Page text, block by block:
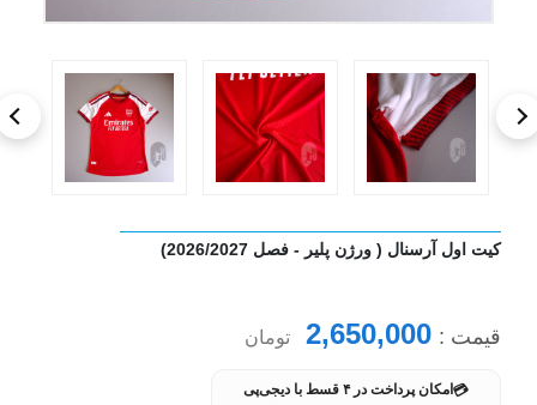
کیت اول آرسنال ( ورژن پلیر - فصل 2026/2027)
قیمت : 2,650,000 تومان
💳 امکان پرداخت در ۴ قسط با دیجی‌پی